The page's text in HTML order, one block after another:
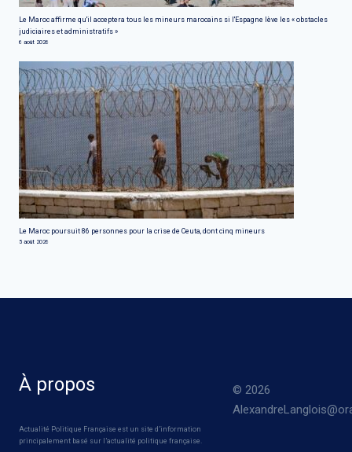
Le Maroc affirme qu'il acceptera tous les mineurs marocains si l'Espagne lève les « obstacles
judiciaires et administratifs »
6 août 2026
Le Maroc poursuit 86 personnes pour la crise de Ceuta, dont cinq mineurs
5 août 2026
À propos
Actualité Politique Française est un site d’information
principalement basé sur l’actualité politique française.
© 2026